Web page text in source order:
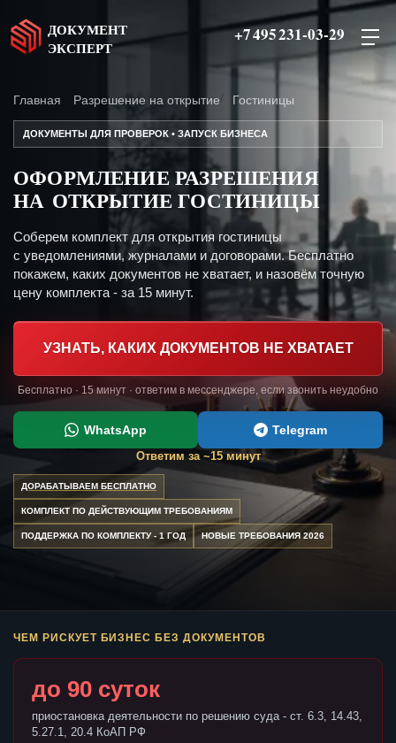
ДОКУМЕНТ
ЭКСПЕРТ
+7 495 231-03-29
Главная Разрешение на открытие Гостиницы
ДОКУМЕНТЫ ДЛЯ ПРОВЕРОК • ЗАПУСК БИЗНЕСА
ОФОРМЛЕНИЕ РАЗРЕШЕНИЯ
НА ОТКРЫТИЕ ГОСТИНИЦЫ
Соберем комплект для открытия гостиницы
с уведомлениями, журналами и договорами. Бесплатно
покажем, каких документов не хватает, и назовём точную
цену комплекта - за 15 минут.
УЗНАТЬ, КАКИХ ДОКУМЕНТОВ НЕ ХВАТАЕТ
Бесплатно · 15 минут · ответим в мессенджере, если звонить неудобно
WhatsApp Telegram
Ответим за ~15 минут
ДОРАБАТЫВАЕМ БЕСПЛАТНО
КОМПЛЕКТ ПО ДЕЙСТВУЮЩИМ ТРЕБОВАНИЯМ
ПОДДЕРЖКА ПО КОМПЛЕКТУ - 1 ГОД НОВЫЕ ТРЕБОВАНИЯ 2026
ЧЕМ РИСКУЕТ БИЗНЕС БЕЗ ДОКУМЕНТОВ
до 90 суток
приостановка деятельности по решению суда - ст. 6.3, 14.43,
5.27.1, 20.4 КоАП РФ